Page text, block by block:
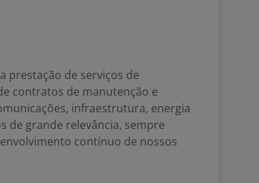
prestação de serviços de
contratos de manutenção e
infraestrutura, energia
de grande relevância, sempre
contínuo de nossos